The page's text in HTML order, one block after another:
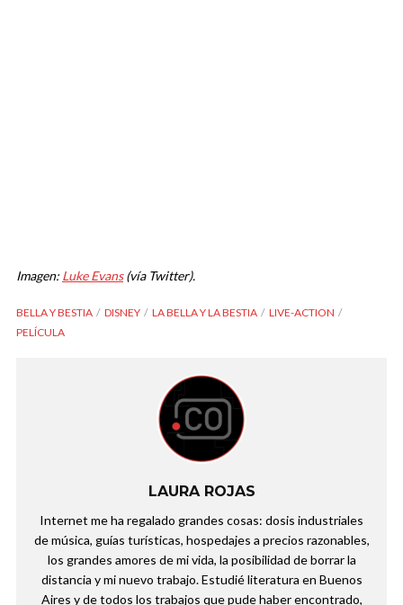
Imagen: Luke Evans(vía Twitter).
BELLA Y BESTIA DISNEY LA BELLA Y LA BESTIA
LIVE-ACTION
PELÍCULA
LAURA ROJAS
Internet me ha regalado grandes cosas: dosis industriales
de música, guías turísticas, hospedajes a precios razonables,
los grandes amores de mi vida, la posibilidad de borrar la
distancia y mi nuevo trabajo. Estudié literatura en Buenos
Aires y de todos los trabajos que pude haber encontrado,